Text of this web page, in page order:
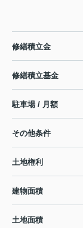
修繕積立金
修繕積立基金
駐車場 / 月額
その他条件
土地権利
建物面積
土地面積